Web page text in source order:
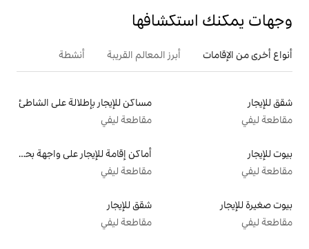
أبرز المعالم القريبة أنشطة
مساكن للإيجار بإطلالة على الشاطئ
مقاطعة ليفي
أماكن إقامة للإيجار على واجهة بحرية
مقاطعة ليفي
شقق للإيجار
مقاطعة ليفي